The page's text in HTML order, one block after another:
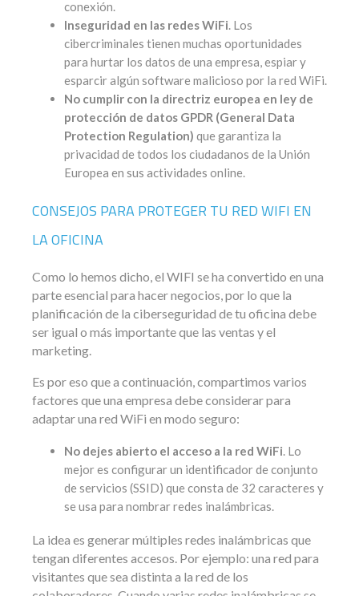
conexión.
Inseguridad en las redes WiFi. Los
cibercriminales tienen muchas oportunidades
para hurtar los datos de una empresa, espiar y
esparcir algún software malicioso por la red WiFi.
No cumplir con la directriz europea en ley de
protección de datos GPDR (General Data
Protection Regulation) que garantiza la
privacidad de todos los ciudadanos de la Unión
Europea en sus actividades online.
CONSEJOS PARA PROTEGER TU RED WIFI EN
LA OFICINA
Como lo hemos dicho, el WIFI se ha convertido en una
parte esencial para hacer negocios, por lo que la
planificación de la ciberseguridad de tu oficina debe
ser igual o más importante que las ventas y el
marketing.
Es por eso que a continuación, compartimos varios
factores que una empresa debe considerar para
adaptar una red WiFi en modo seguro:
No dejes abierto el acceso a la red WiFi. Lo
mejor es configurar un identificador de conjunto
de servicios (SSID) que consta de 32 caracteres y
se usa para nombrar redes inalámbricas.
La idea es generar múltiples redes inalámbricas que
tengan diferentes accesos. Por ejemplo: una red para
visitantes que sea distinta a la red de los